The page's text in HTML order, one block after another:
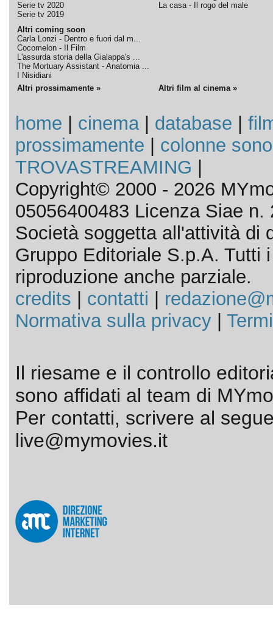
Serie tv 2020
Serie tv 2019
Altri coming soon
Carla Lonzi - Dentro e fuori dal m...
Cocomelon - Il Film
L'assurda storia della Gialappa's ...
The Mortuary Assistant - Anatomia ...
I Nisidiani
La casa - Il rogo del male
Altri prossimamente » Altri film al cinema »
home cinema| database
prossimamente
colonne
TROVASTREAMING
Copyright© 2000 - 2026
05056400483 Licenza Siae n.
Società soggetta all'attività di
Gruppo Editoriale S.p.A. Tutti
riproduzione anche parziale.
credits
contatti
Normativa sulla privacy|
Il riesame e il controllo
sono affidati al team di
Per contatti, scrivere al
live@mymovies.it